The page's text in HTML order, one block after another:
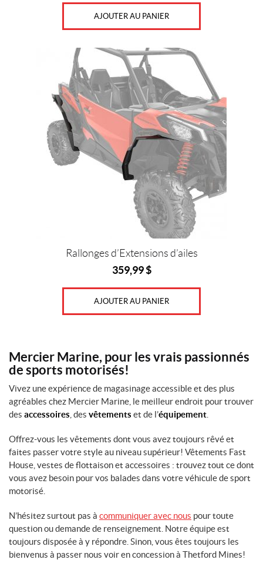
AJOUTER AU PANIER
Rallonges d’Extensions d’ailes
359,99$
AJOUTER AU PANIER
Mercier Marine, pour les vrais passionnés
de sports motorisés!
Vivez une expérience de magasinage accessible et des plus
agréables chez Mercier Marine, le meilleur endroit pour trouver
des accessoires , des vêtements et de l’équipement
Offrez-vous les vêtements dont vous avez toujours rêvé et
faites passer votre style au niveau supérieur! Vêtements Fast
House, vestes de flottaison et accessoires : trouvez tout ce dont
vous avez besoin pour vos balades dans votre véhicule de sport
motorisé.
N’hésitez surtout pas à communiquer avec nous pour toute
question ou demande de renseignement. Notre équipe est
toujours disposée à y répondre. Sinon, vous êtes toujours les
bienvenus à passer nous voir en concession à Thetford Mines!